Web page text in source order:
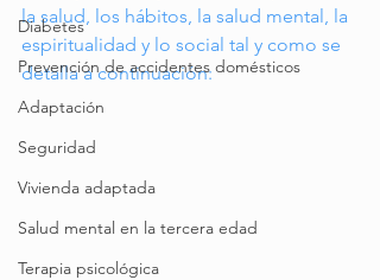
Diabetes
Prevención de accidentes domésticos
Adaptación
Seguridad
Vivienda adaptada
Salud mental en la tercera edad
Terapia psicológica
la salud, los hábitos, la salud mental, la
espiritualidad y lo social tal y como se
detalla a continuación: